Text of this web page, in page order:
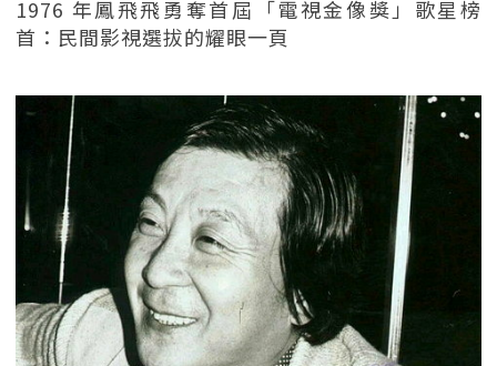
1976 年鳳飛飛勇奪首屆「電視金像獎」歌星榜
首：民間影視選拔的耀眼一頁